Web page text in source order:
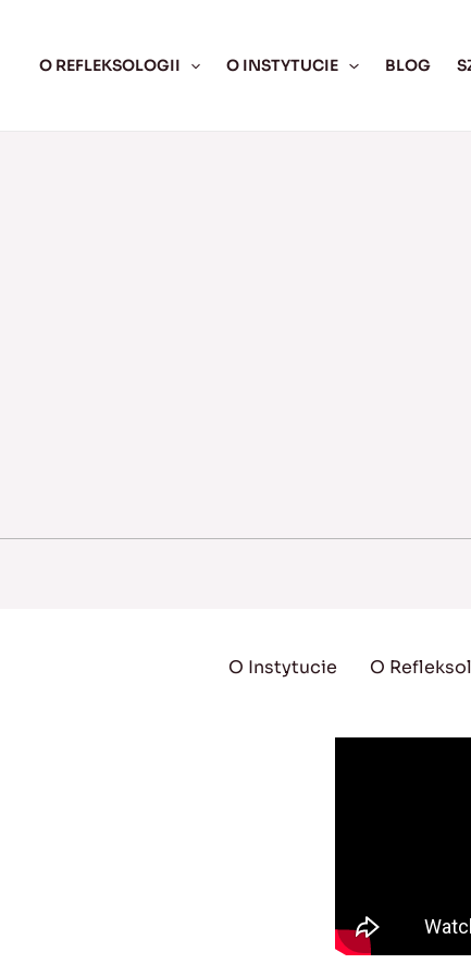
O REFLEKSOLOGII O INSTYTUCIE BLOG
O Instytucie O